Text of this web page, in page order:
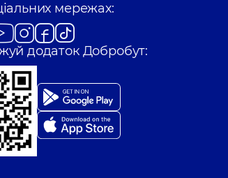
мережах:
додаток Добробут: